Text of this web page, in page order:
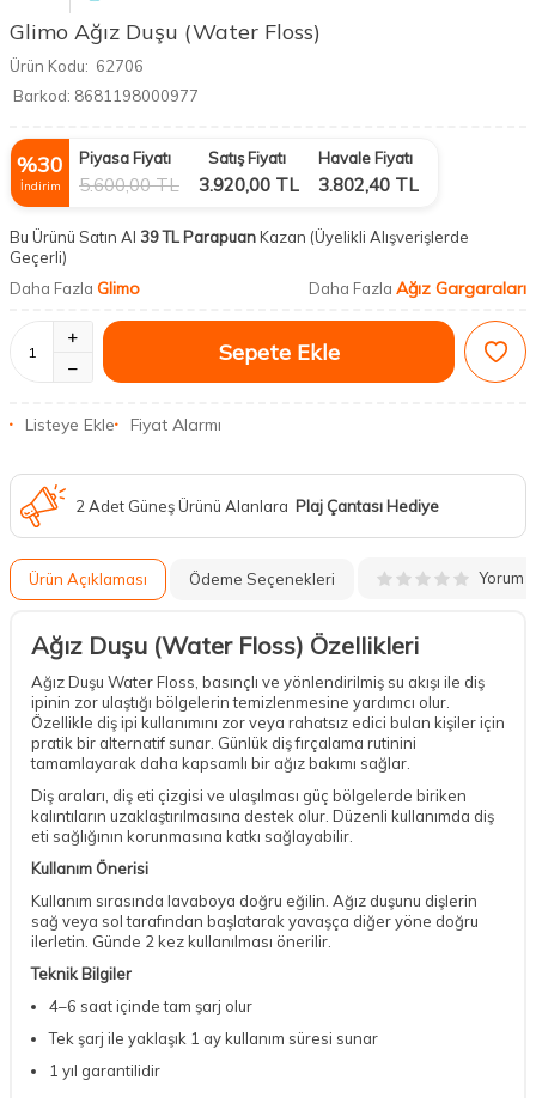
Glimo Ağız Duşu (Water Floss)
Ürün Kodu: 62706
Barkod: 8681198000977
%30
İndirim
Piyasa Fiyatı
5.600,00TL
Satış Fiyatı
3.920,00 TL
Havale Fiyatı
3.802,40 TL
Bu Ürünü Satın Al 39 TL ParapuanKazan (Üyelikli Alışverişlerde
Geçerli)
Daha Fazla Glimo Daha Fazla Ağız Gargaraları
Sepete Ekle
Listeye Ekle Fiyat Alarmı
2 Adet Güneş Ürünü Alanlara Plaj Çantası Hediye
Ürün Açıklaması Ödeme Seçenekleri Yorum
Ağız Duşu (Water Floss) Özellikleri
Ağız Duşu Water Floss, basınçlı ve yönlendirilmiş su akışı ile diş
ipinin zor ulaştığı bölgelerin temizlenmesine yardımcı olur.
Özellikle diş ipi kullanımını zor veya rahatsız edici bulan kişiler için
pratik bir alternatif sunar. Günlük diş fırçalama rutinini
tamamlayarak daha kapsamlı bir ağız bakımı sağlar.
Diş araları, diş eti çizgisi ve ulaşılması güç bölgelerde biriken
kalıntıların uzaklaştırılmasına destek olur. Düzenli kullanımda diş
eti sağlığının korunmasına katkı sağlayabilir.
Kullanım Önerisi
Kullanım sırasında lavaboya doğru eğilin. Ağız duşunu dişlerin
sağ veya sol tarafından başlatarak yavaşça diğer yöne doğru
ilerletin. Günde 2 kez kullanılması önerilir.
Teknik Bilgiler
4–6 saat içinde tam şarj olur
Tek şarj ile yaklaşık 1 ay kullanım süresi sunar
1 yıl garantilidir